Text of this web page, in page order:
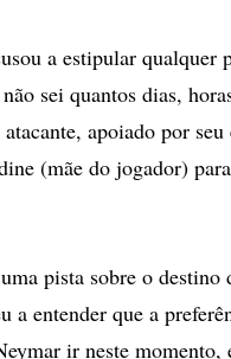
a estipular qualquer
sei quantos dias,
apoiado por
(mãe do jogador)
pista sobre o
a entender que a
ir neste